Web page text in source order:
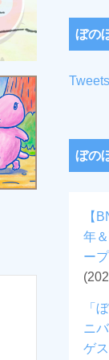
ぼの
ぼの
【
年
ー
「
ニ
ゲ